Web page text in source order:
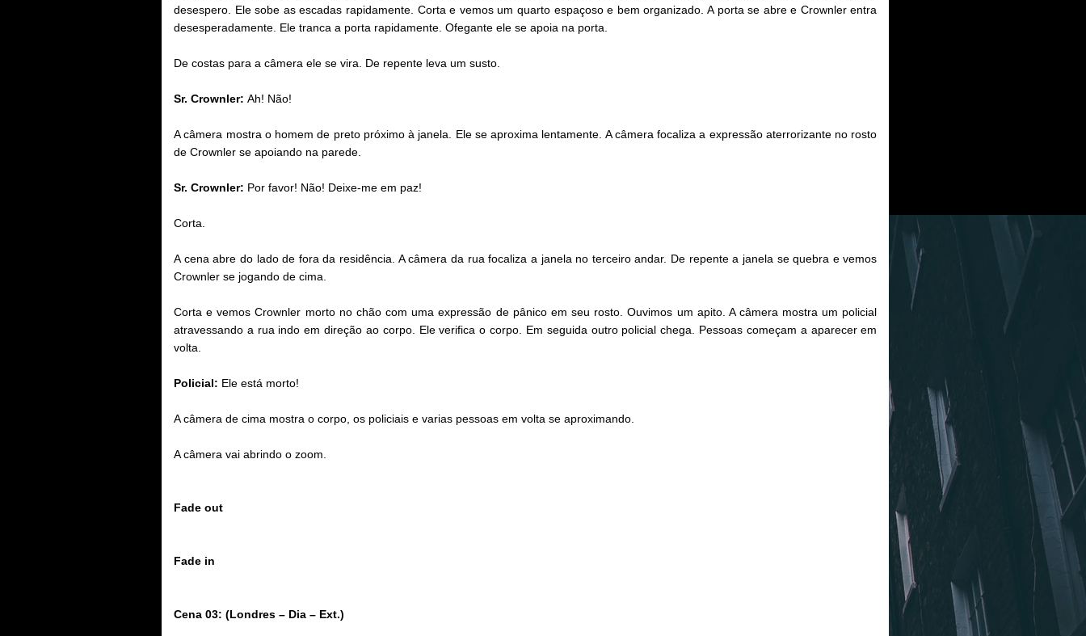
desespero. Ele sobe as escadas rapidamente. Corta e vemos um quarto espaçoso e bem organizado. A porta se abre e Crownler entra
desesperadamente. Ele tranca a porta rapidamente. Ofegante ele se apoia na porta.
De costas para a câmera ele se vira. De repente leva um susto.
Sr. Crownler: Ah! Não!
A câmera mostra o homem de preto próximo à janela. Ele se aproxima lentamente. A câmera focaliza a expressão aterrorizante no rosto
de Crownler se apoiando na parede.
Sr. Crownler: Por favor! Não! Deixe-me em paz!
Corta.
A cena abre do lado de fora da residência. A câmera da rua focaliza a janela no terceiro andar. De repente a janela se quebra e vemos
Crownler se jogando de cima.
Corta e vemos Crownler morto no chão com uma expressão de pânico em seu rosto. Ouvimos um apito. A câmera mostra um policial
atravessando a rua indo em direção ao corpo. Ele verifica o corpo. Em seguida outro policial chega. Pessoas começam a aparecer em
volta.
Policial: Ele está morto!
A câmera de cima mostra o corpo, os policiais e varias pessoas em volta se aproximando.
A câmera vai abrindo o zoom.
Fade out
Fade in
Cena 03: (Londres – Dia – Ext.)